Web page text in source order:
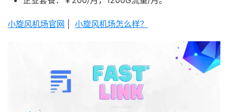
小旋风机场官网 小旋风机场怎么样？